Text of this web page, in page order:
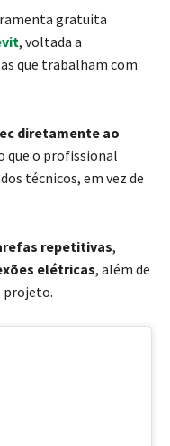
gratuita
, voltada a
que trabalham com
diretamente ao
que o profissional
técnicos, em vez de
repetitivas,
elétricas, além de
projeto.